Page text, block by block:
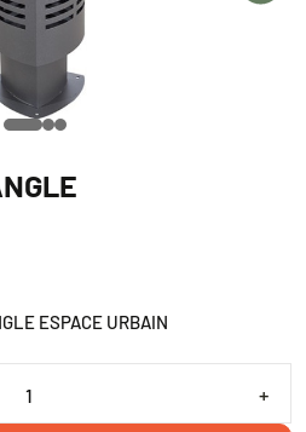
ESPACE URBAIN
+